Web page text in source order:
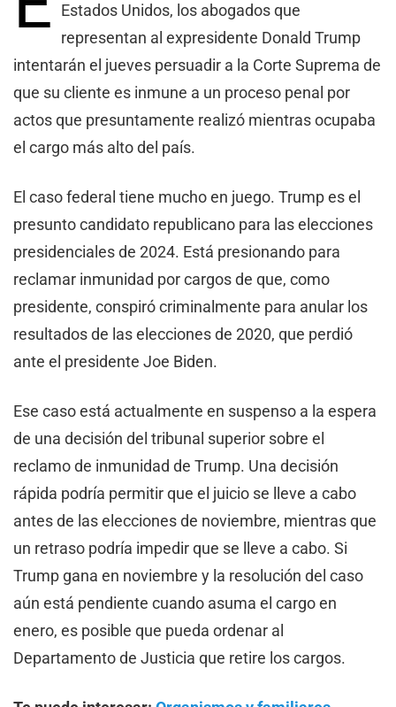
Estados Unidos, los abogados que
representan al expresidente Donald Trump
intentarán el jueves persuadir a la Corte Suprema de
que su cliente es inmune a un proceso penal por
actos que presuntamente realizó mientras ocupaba
el cargo más alto del país.
El caso federal tiene mucho en juego. Trump es el
presunto candidato republicano para las elecciones
presidenciales de 2024. Está presionando para
reclamar inmunidad por cargos de que, como
presidente, conspiró criminalmente para anular los
resultados de las elecciones de 2020, que perdió
ante el presidente Joe Biden.
Ese caso está actualmente en suspenso a la espera
de una decisión del tribunal superior sobre el
reclamo de inmunidad de Trump. Una decisión
rápida podría permitir que el juicio se lleve a cabo
antes de las elecciones de noviembre, mientras que
un retraso podría impedir que se lleve a cabo. Si
Trump gana en noviembre y la resolución del caso
aún está pendiente cuando asuma el cargo en
enero, es posible que pueda ordenar al
Departamento de Justicia que retire los cargos.